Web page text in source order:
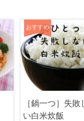
おすすめ
［鍋一つ］失敗
い白米炊飯